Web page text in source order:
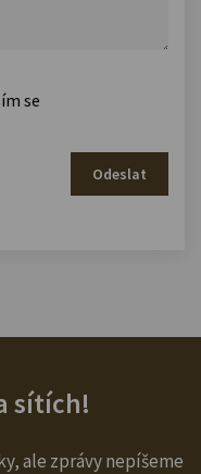
se
Odeslat
sítích!
ale zprávy nepíšeme